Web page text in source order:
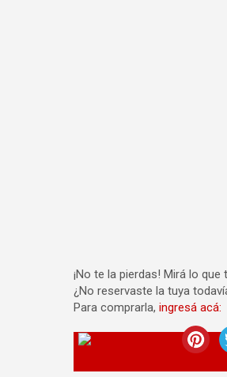
¡No te la pierdas! Mirá lo
¿No reservaste la tuya
Para comprarla, ingresá acá: